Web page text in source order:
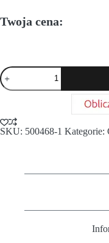
Twoja cena:
SKU: 500468-1 Kategorie: